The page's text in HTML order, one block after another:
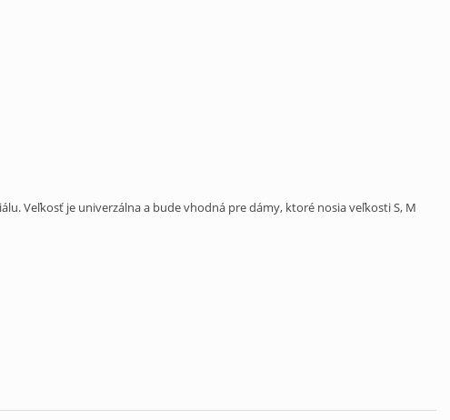
Veľkosť je univerzálna a bude vhodná pre dámy, ktoré nosia veľkosti S, M